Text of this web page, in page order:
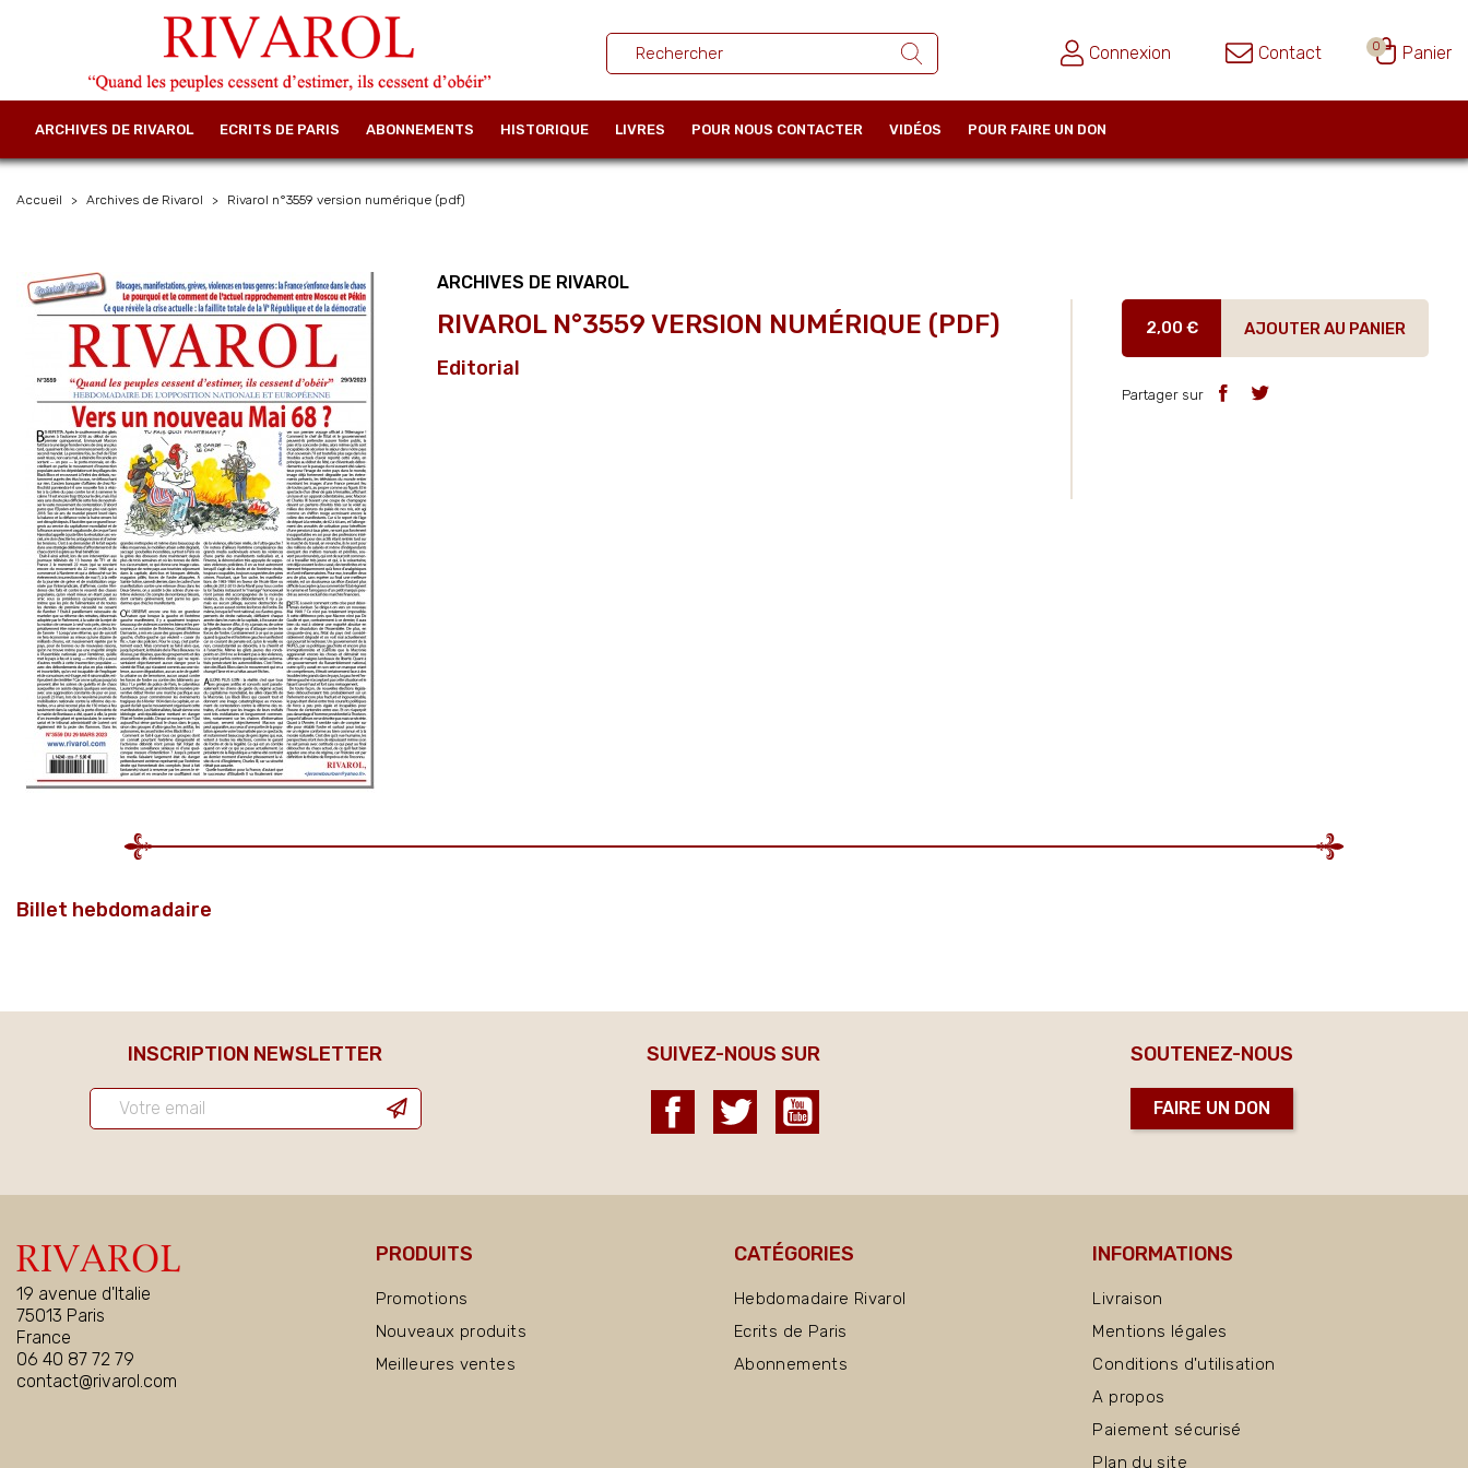
Connexion Contact 0 Panier
ARCHIVES DE RIVAROL ECRITS DE PARIS ABONNEMENTS HISTORIQUE LIVRES POUR NOUS CONTACTER VIDÉOS POUR FAIRE UN DON
Accueil Archives de Rivarol Rivarol n°3559 version numérique (pdf)
ARCHIVES DE RIVAROL
RIVAROL N°3559 VERSION NUMÉRIQUE (PDF)
Editorial
2,00 € AJOUTER AU PANIER
Partager sur
Billet hebdomadaire
INSCRIPTION NEWSLETTER SUIVEZ-NOUS SUR
Facebook Twitter
SOUTENEZ-NOUS
FAIRE UN DON
19 avenue d'Italie
75013 Paris
France
06 40 87 72 79
contact@rivarol.com
PRODUITS
Promotions
Nouveaux produits
Meilleures ventes
CATÉGORIES
Hebdomadaire Rivarol
Ecrits de Paris
Abonnements
INFORMATIONS
Livraison
Mentions légales
Conditions d'utilisation
A propos
Paiement sécurisé
Plan du site